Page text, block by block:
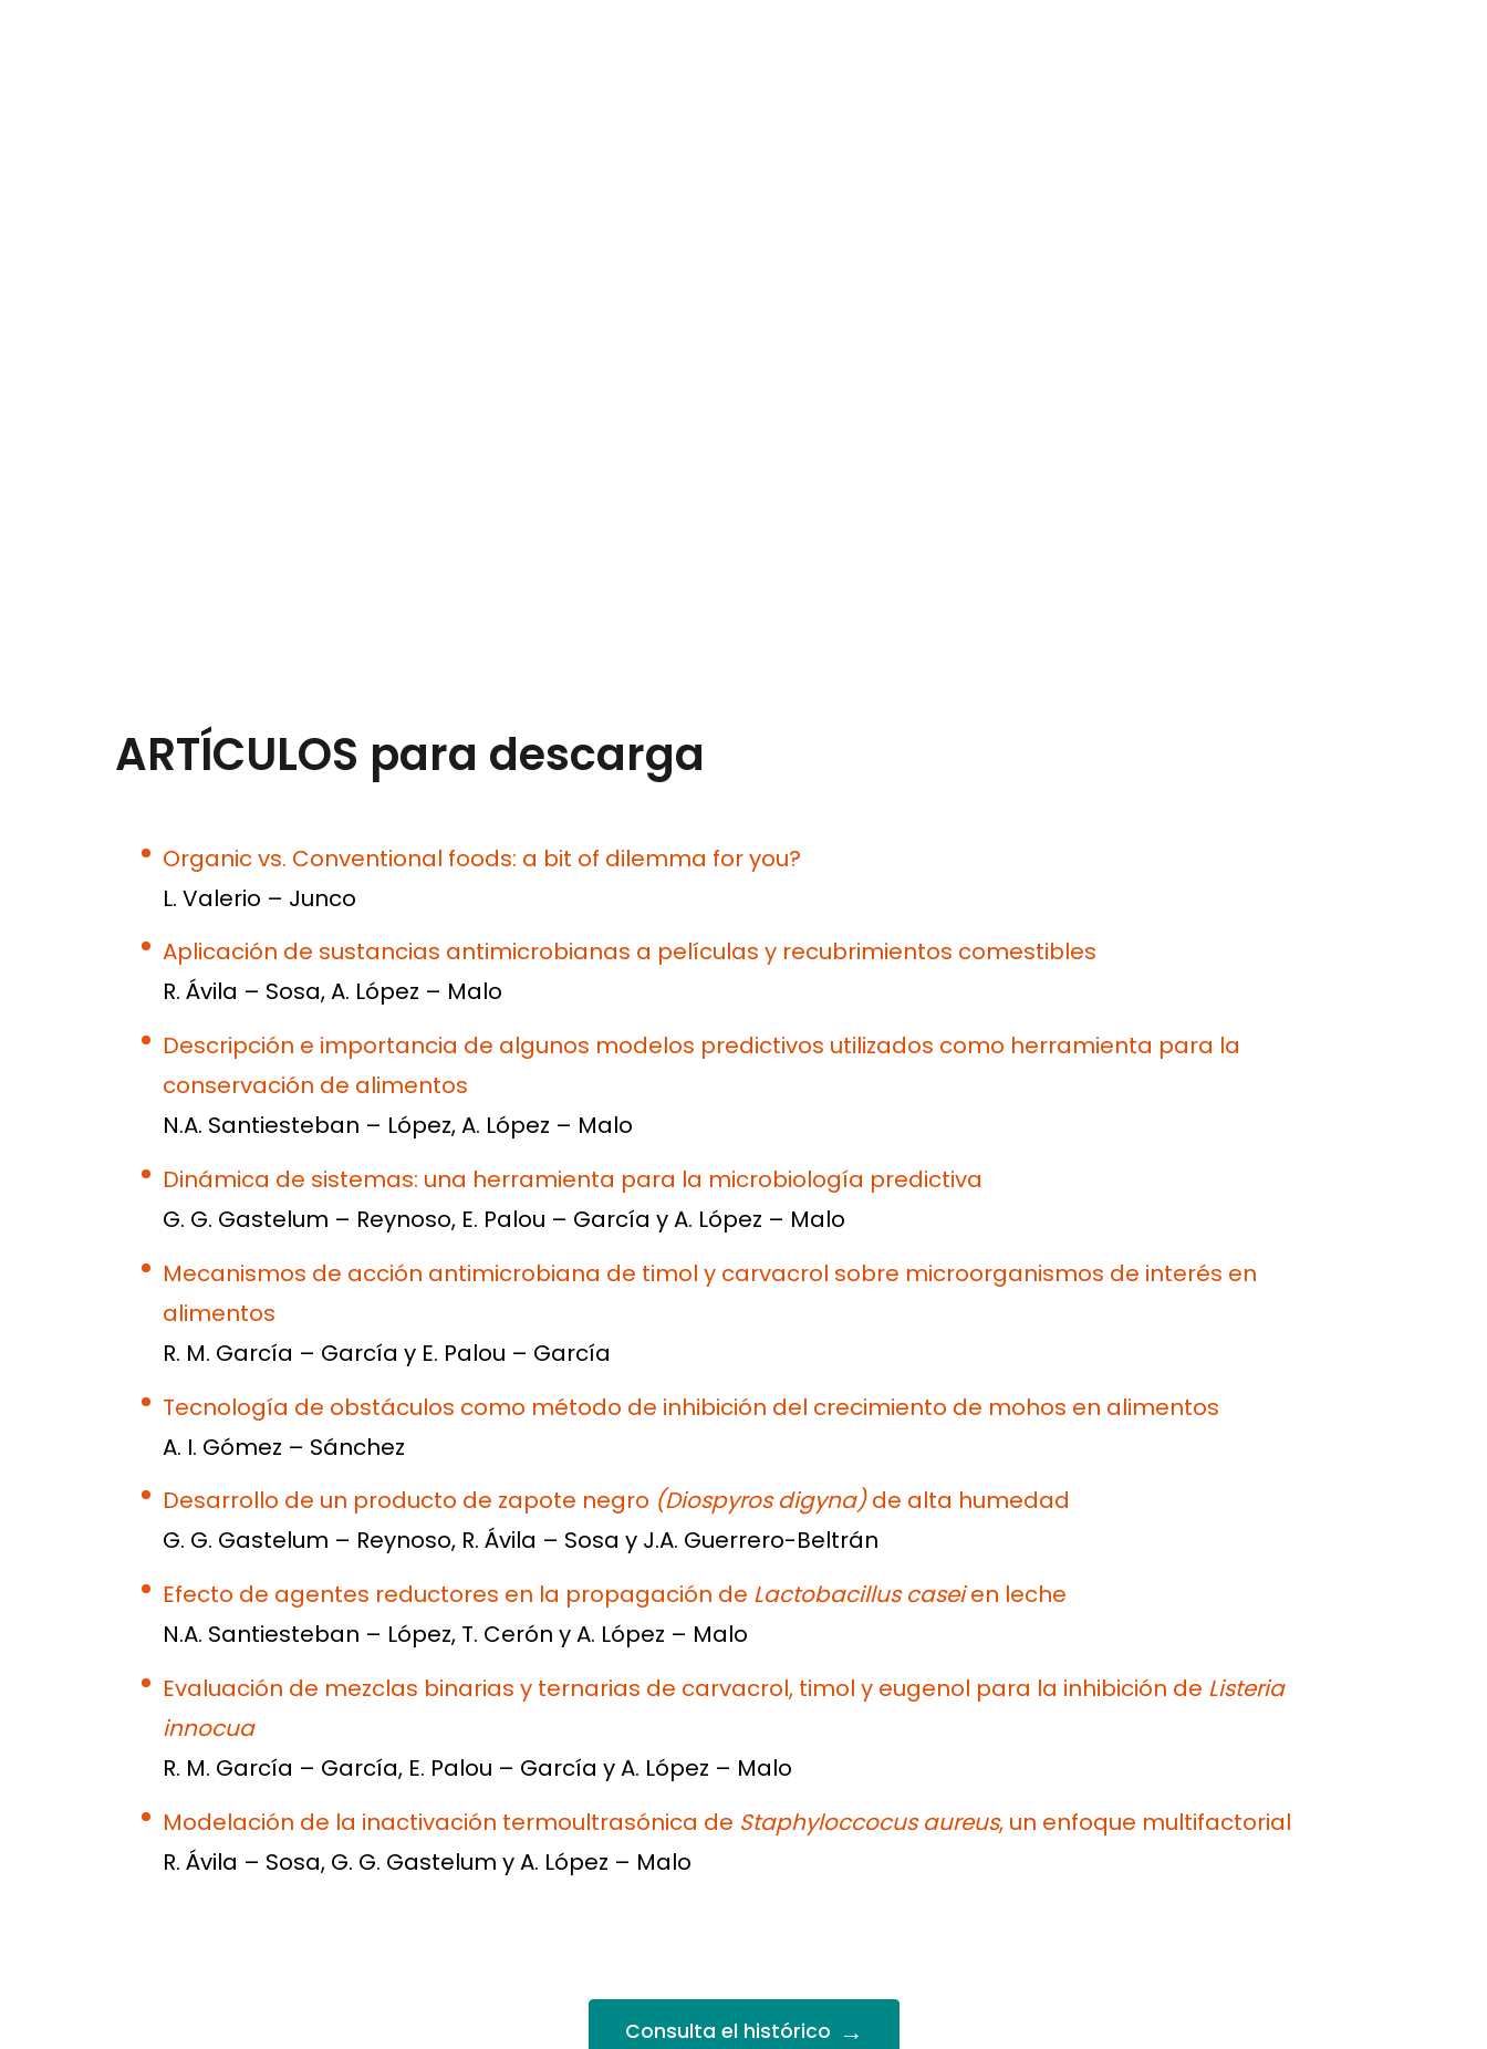
ARTÍCULOS para descarga
Organic vs. Conventional foods: a bit of dilemma for you?
L. Valerio – Junco
Aplicación de sustancias antimicrobianas a películas y recubrimientos comestibles
R. Ávila – Sosa, A. López – Malo
Descripción e importancia de algunos modelos predictivos utilizados como herramienta para la
conservación de alimentos
N.A. Santiesteban – López, A. López – Malo
Dinámica de sistemas: una herramienta para la microbiología predictiva
G. G. Gastelum – Reynoso, E. Palou – García y A. López – Malo
Mecanismos de acción antimicrobiana de timol y carvacrol sobre microorganismos de interés en
alimentos
R. M. García – García y E. Palou – García
Tecnología de obstáculos como método de inhibición del crecimiento de mohos en alimentos
A. I. Gómez – Sánchez
Desarrollo de un producto de zapote negro (Diospyros digyna)de alta humedad
G. G. Gastelum – Reynoso, R. Ávila – Sosa y J.A. Guerrero-Beltrán
Efecto de agentes reductores en la propagación de Lactobacillus caseien leche
N.A. Santiesteban – López, T. Cerón y A. López – Malo
Evaluación de mezclas binarias y ternarias de carvacrol, timol y eugenol para la inhibición de Listeria
innocua
R. M. García – García, E. Palou – García y A. López – Malo
Modelación de la inactivación termoultrasónica de Staphyloccocus aureus, un enfoque multifactorial
R. Ávila – Sosa, G. G. Gastelum y A. López – Malo
Consulta el histórico →